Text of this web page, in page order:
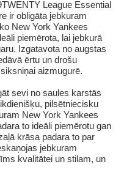
League Essential
ir obligāta jebkuram
New York Yankees
piemērota, lai jebkurā
Izgatavota no augstas
ērtu un drošu
aizmugurē.
sevi no saules karstās
pilsētniecisku
New York Yankees
to ideāli piemērotu gan
krāsa padara to par
jebkuram
kvalitātei un stilam, un